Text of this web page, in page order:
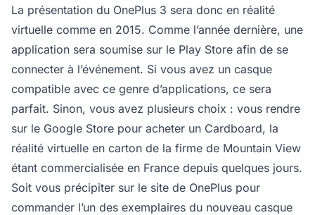
La présentation du OnePlus 3 sera donc en réalité
virtuelle comme en 2015. Comme l’année dernière, une
application sera soumise sur le Play Store afin de se
connecter à l’événement. Si vous avez un casque
compatible avec ce genre d’applications, ce sera
parfait. Sinon, vous avez plusieurs choix : vous rendre
sur le Google Store pour acheter un Cardboard, la
réalité virtuelle en carton de la firme de Mountain View
étant commercialisée en France depuis quelques jours.
Soit vous précipiter sur le site de OnePlus pour
commander l’un des exemplaires du nouveau casque